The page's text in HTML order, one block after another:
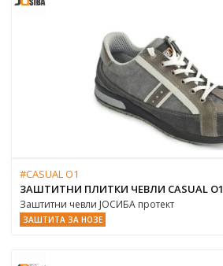
#CASUAL O1
ЗАШТИТНИ ПЛИТКИ ЧЕВЛИ CASUAL O1
Заштитни чевли ЈОСИБА протект
ЗАШТИТА ЗА НОЗЕ